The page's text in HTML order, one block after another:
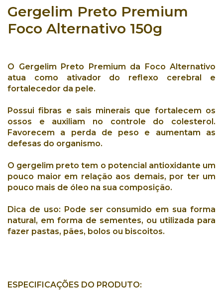
Gergelim Preto Premium
Foco Alternativo 150g
O Gergelim Preto Premium da Foco Alternativo
atua como ativador do reflexo cerebral e
fortalecedor da pele.
Possuifibras e sais minerais que fortalecem os
ossos e auxiliam no controle do colesterol.
Favorecem a perda de peso e aumentam as
defesas do organismo.
O gergelim preto tem o potencial antioxidante um
pouco maior em relação aos demais, por ter um
pouco mais de óleo na sua composição.
Dica de uso: Pode ser consumido em sua forma
natural, em forma de sementes, ou utilizada para
fazer pastas, pães, bolos ou biscoitos.
ESPECIFICAÇÕES DO PRODUTO: